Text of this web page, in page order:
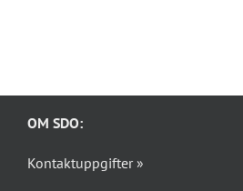
OM SDO:
Kontaktuppgifter »